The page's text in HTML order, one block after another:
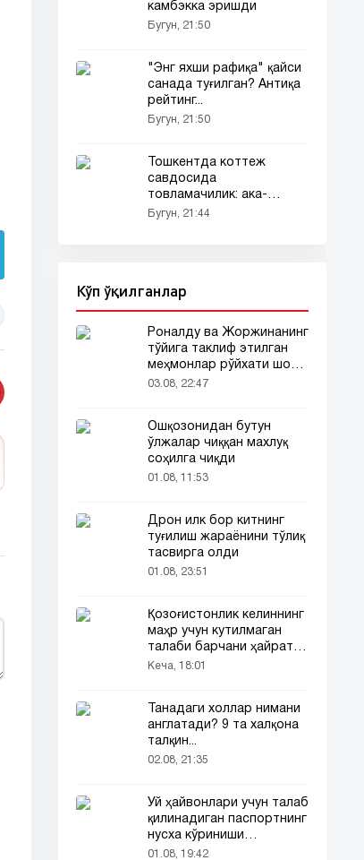
камбэкка эришди
Бугун, 21:50
"Энг яхши рафиқа" қайси
санада туғилган? Антиқа
рейтинг...
Бугун, 21:50
Тошкентда коттеж
савдосида
товламачилик: ака-
укалар қўлга олинди
Бугун, 21:44
Кўп ўқилганлар
Роналду ва Жоржинанинг
тўйига таклиф этилган
меҳмонлар рўйхати шов-
шувда
03.08, 22:47
Ошқозонидан бутун
ўлжалар чиққан махлуқ
соҳилга чиқди
01.08, 11:53
Дрон илк бор китнинг
туғилиш жараёнини тўлиқ
тасвирга олди
01.08, 23:51
Қозоғистонлик келиннинг
маҳр учун кутилмаган
талаби барчани ҳайратга
солди
Кеча, 18:01
Танадаги холлар нимани
англатади? 9 та халқона
талқин...
02.08, 21:35
Уй ҳайвонлари учун талаб
қилинадиган паспортнинг
нусха кўриниши
тармоқларда тарқалди
01.08, 19:42